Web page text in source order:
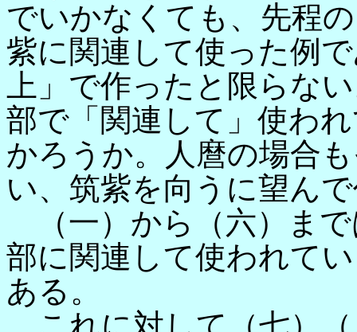
でいかなくても、先程
紫に関連して使った例
上」で作ったと限らな
部で「関連して」使わ
かろうか。人麿の場合
い、筑紫を向うに望ん
（一）から（六）ま
部に関連して使われて
ある。